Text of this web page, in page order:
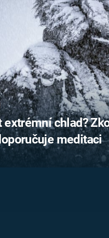
MARIE TEREZIE
NAPOLEON
BONAPARTE
BRITSKÁ
KRÁLOVSKÁ
RODINA
extrémní chlad?
meditaci